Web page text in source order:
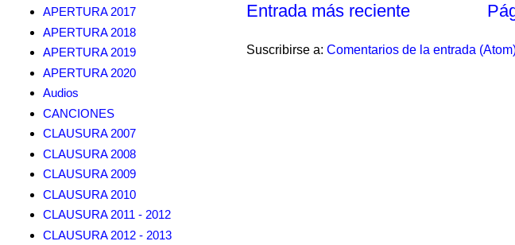
Entrada más reciente
Suscribirse a: Comentarios de la entrada
APERTURA 2017
APERTURA 2018
APERTURA 2019
APERTURA 2020
Audios
CANCIONES
CLAUSURA 2007
CLAUSURA 2008
CLAUSURA 2009
CLAUSURA 2010
CLAUSURA 2011 - 2012
CLAUSURA 2012 - 2013